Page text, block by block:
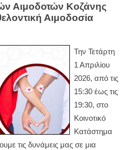
Αιμοδοτών Κοζάνης
Αιμοδοσία
Την Τετάρτη
1 Απριλίου
2026, από τις
15:30 έως τις
19:30, στο
Κοινοτικό
Κατάστημα
τις δυνάμεις μας σε μια